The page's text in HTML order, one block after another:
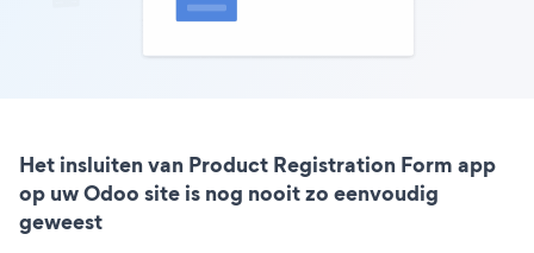
Het insluiten van Product Registration Form app
op uw Odoo site is nog nooit zo eenvoudig
geweest